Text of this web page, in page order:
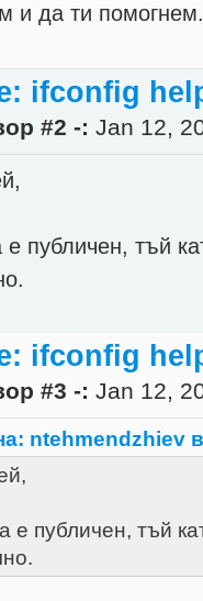
и да ти
ifconfig
#2 -: Jan 12,
е публичен, тъй
ifconfig
#3 -: Jan 12,
ntehmendzhiev
е публичен, тъй